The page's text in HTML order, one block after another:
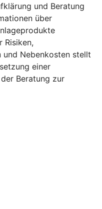
und Beratung
über
Risiken,
und Nebenkosten stellt
einer
Beratung zur